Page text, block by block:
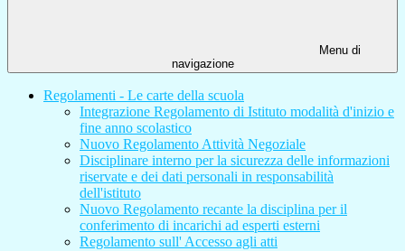
Menu di
navigazione
Regolamenti - Le carte della scuola
Integrazione Regolamento di Istituto modalità d'inizio e
fine anno scolastico
Nuovo Regolamento Attività Negoziale
Disciplinare interno per la sicurezza delle informazioni
riservate e dei dati personali in responsabilità
dell'istituto
Nuovo Regolamento recante la disciplina per il
conferimento di incarichi ad esperti esterni
Regolamento sull' Accesso agli atti